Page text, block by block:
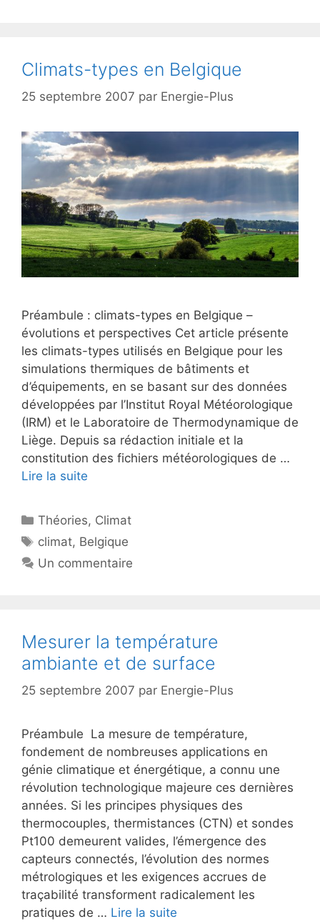
Climats-types en Belgique
25 septembre 2007 par Energie-Plus
Préambule : climats-types en Belgique –
évolutions et perspectives Cet article présente
les climats-types utilisés en Belgique pour les
simulations thermiques de bâtiments et
d’équipements, en se basant sur des données
développées par l’Institut Royal Météorologique
(IRM) et le Laboratoire de Thermodynamique de
Liège. Depuis sa rédaction initiale et la
constitution des fichiers météorologiques de …
Lire la suite
Catégories
Théories, Climat
Étiquettes
climat, Belgique
Un commentaire
Mesurer la température
ambiante et de surface
25 septembre 2007 par Energie-Plus
Préambule La mesure de température,
fondement de nombreuses applications en
génie climatique et énergétique, a connu une
révolution technologique majeure ces dernières
années. Si les principes physiques des
thermocouples, thermistances (CTN) et sondes
Pt100 demeurent valides, l’émergence des
capteurs connectés, l’évolution des normes
métrologiques et les exigences accrues de
traçabilité transforment radicalement les
pratiques de … Lire la suite